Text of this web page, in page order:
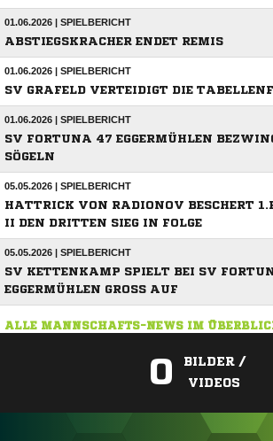
01.06.2026 | SPIELBERICHT
ABSTIEGSKRACHER ENDET REMIS
01.06.2026 | SPIELBERICHT
SV GRAFELD VERTEIDIGT DIE
01.06.2026 | SPIELBERICHT
SV FORTUNA 47 EGGERMÜHLEN
SÖGELN
05.05.2026 | SPIELBERICHT
HATTRICK VON RADIONOV BESCHERT
II DEN DRITTEN SIEG IN FOLGE
05.05.2026 | SPIELBERICHT
SV KETTENKAMP SPIELT BEI SV
EGGERMÜHLEN GROSS AUF
ALLE MANNSCHAFTS-NEWS IM
0
BILDER /
VIDEOS